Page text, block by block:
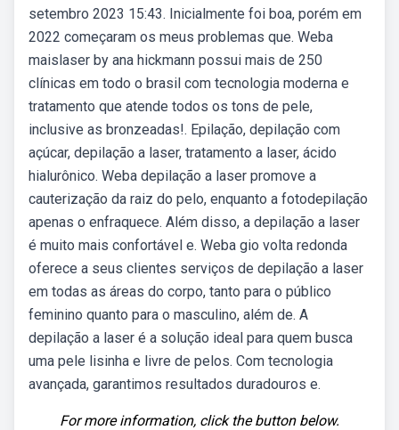
setembro 2023 15:43. Inicialmente foi boa, porém em
2022 começaram os meus problemas que. Weba
maislaser by ana hickmann possui mais de 250
clínicas em todo o brasil com tecnologia moderna e
tratamento que atende todos os tons de pele,
inclusive as bronzeadas!. Epilação, depilação com
açúcar, depilação a laser, tratamento a laser, ácido
hialurônico. Weba depilação a laser promove a
cauterização da raiz do pelo, enquanto a fotodepilação
apenas o enfraquece. Além disso, a depilação a laser
é muito mais confortável e. Weba gio volta redonda
oferece a seus clientes serviços de depilação a laser
em todas as áreas do corpo, tanto para o público
feminino quanto para o masculino, além de. A
depilação a laser é a solução ideal para quem busca
uma pele lisinha e livre de pelos. Com tecnologia
avançada, garantimos resultados duradouros e.
For more information, click the button below.